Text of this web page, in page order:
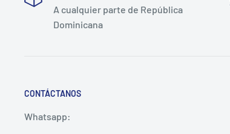
A cualquier parte de República
Dominicana
CONTÁCTANOS
Whatsapp: